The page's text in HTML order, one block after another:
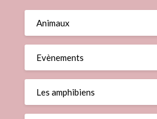
Animaux
Evènements
Les amphibiens